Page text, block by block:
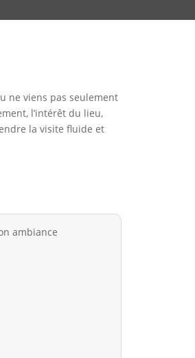
ne viens pas seulement
l’intérêt du lieu,
la visite fluide et
ambiance